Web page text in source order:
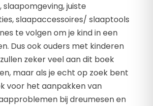
slaapomgeving, juiste
slaapaccessoires/ slaaptools
te volgen om je kind in een
Dus ook ouders met kinderen
zeker veel aan dit boek
maar als je echt op zoek bent
voor het aanpakken van
bij dreumesen en